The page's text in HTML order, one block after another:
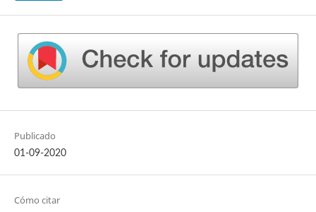
Publicado
01-09-2020
Cómo citar